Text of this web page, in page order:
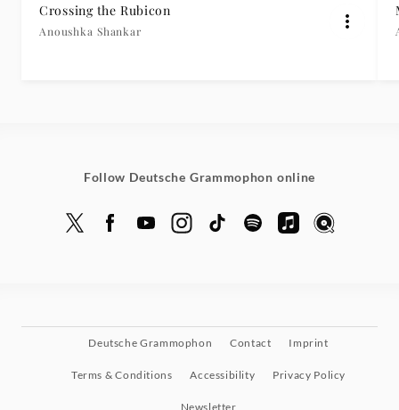
Crossing the Rubicon
Anoushka Shankar
Follow Deutsche Grammophon online
Deutsche Grammophon Contact Imprint
Terms & Conditions Accessibility Privacy Policy
Newsletter